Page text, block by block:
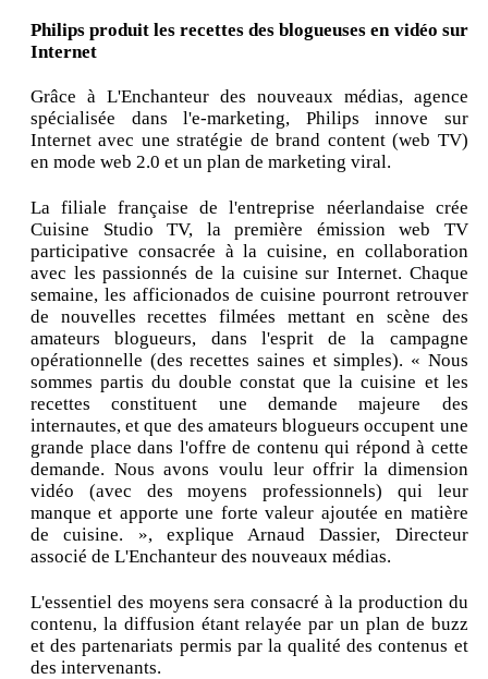
Philips produit les recettes des blogueuses en vidéo sur
Internet
Grâce à L'Enchanteur des nouveaux médias, agence
spécialisée dans l'e-marketing, Philips innove sur
Internet avec une stratégie de brand content (web TV)
en mode web 2.0 et un plan de marketing viral.
La filiale française de l'entreprise néerlandaise crée
Cuisine Studio TV, la première émission web TV
participative consacrée à la cuisine, en collaboration
avec les passionnés de la cuisine sur Internet. Chaque
semaine, les afficionados de cuisine pourront retrouver
de nouvelles recettes filmées mettant en scène des
amateurs blogueurs, dans l'esprit de la campagne
opérationnelle (des recettes saines et simples). « Nous
sommes partis du double constat que la cuisine et les
recettes constituent une demande majeure des
internautes, et que des amateurs blogueurs occupent une
grande place dans l'offre de contenu qui répond à cette
demande. Nous avons voulu leur offrir la dimension
vidéo (avec des moyens professionnels) qui leur
manque et apporte une forte valeur ajoutée en matière
de cuisine. », explique Arnaud Dassier, Directeur
associé de L'Enchanteur des nouveaux médias.
L'essentiel des moyens sera consacré à la production du
contenu, la diffusion étant relayée par un plan de buzz
et des partenariats permis par la qualité des contenus et
des intervenants.